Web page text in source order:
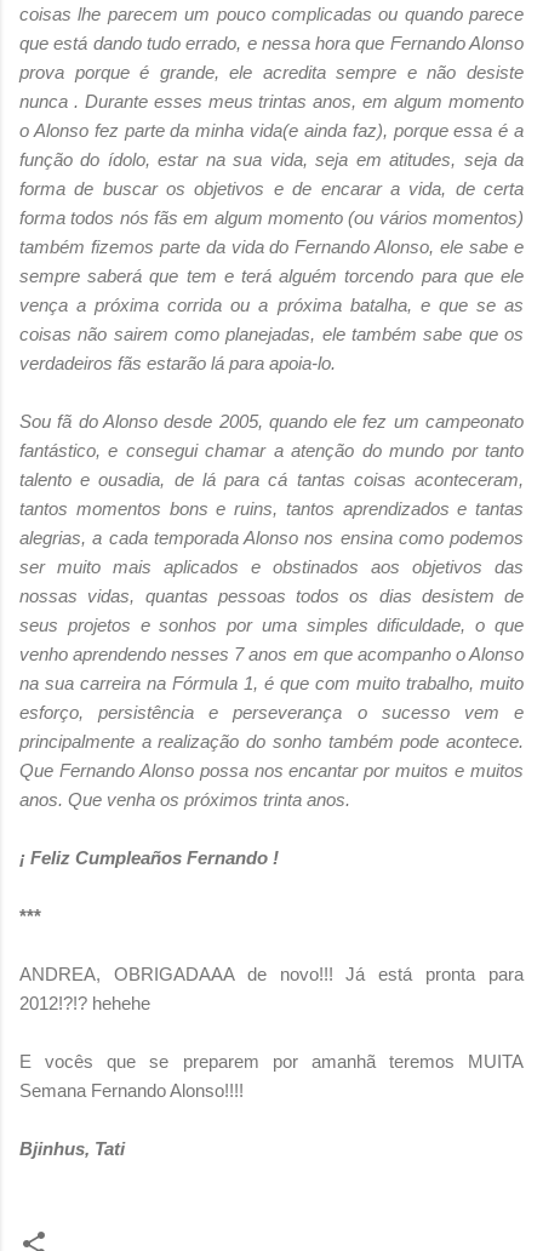
coisas lhe parecem um pouco complicadas ou quando parece
que está dando tudo errado, e nessa hora que Fernando Alonso
prova porque é grande, ele acredita sempre e não desiste
nunca . Durante esses meus trintas anos, em algum momento
o Alonso fez parte da minha vida(e ainda faz), porque essa é a
função do ídolo, estar na sua vida, seja em atitudes, seja da
forma de buscar os objetivos e de encarar a vida, de certa
forma todos nós fãs em algum momento (ou vários momentos)
também fizemos parte da vida do Fernando Alonso, ele sabe e
sempre saberá que tem e terá alguém torcendo para que ele
vença a próxima corrida ou a próxima batalha, e que se as
coisas não sairem como planejadas, ele também sabe que os
verdadeiros fãs estarão lá para apoia-lo.
Sou fã do Alonso desde 2005, quando ele fez um campeonato
fantástico, e consegui chamar a atenção do mundo por tanto
talento e ousadia, de lá para cá tantas coisas aconteceram,
tantos momentos bons e ruins, tantos aprendizados e tantas
alegrias, a cada temporada Alonso nos ensina como podemos
ser muito mais aplicados e obstinados aos objetivos das
nossas vidas, quantas pessoas todos os dias desistem de
seus projetos e sonhos por uma simples dificuldade, o que
venho aprendendo nesses 7 anos em que acompanho o Alonso
na sua carreira na Fórmula 1, é que com muito trabalho, muito
esforço, persistência e perseverança o sucesso vem e
principalmente a realização do sonho também pode acontece.
Que Fernando Alonso possa nos encantar por muitos e muitos
anos. Que venha os próximos trinta anos.
¡ Feliz Cumpleaños Fernando !
***
ANDREA, OBRIGADAAA de novo!!! Já está pronta para
2012!?!? hehehe
E vocês que se preparem por amanhã teremos MUITA
Semana Fernando Alonso!!!!
Bjinhus, Tati